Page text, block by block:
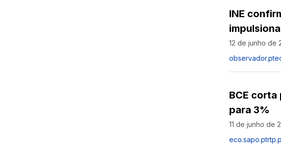
INE
12 de junho de
observador.pt
BCE
para 3%
11 de junho de
eco.sapo.pt